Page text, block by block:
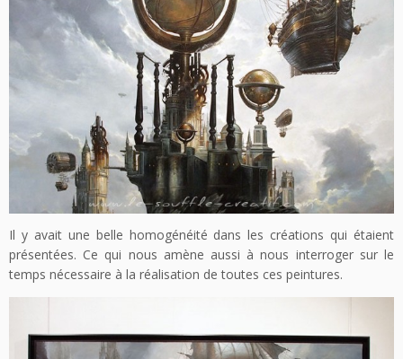
Il y avait une belle homogénéité dans les créations qui étaient
présentées. Ce qui nous amène aussi à nous interroger sur le
temps nécessaire à la réalisation de toutes ces peintures.